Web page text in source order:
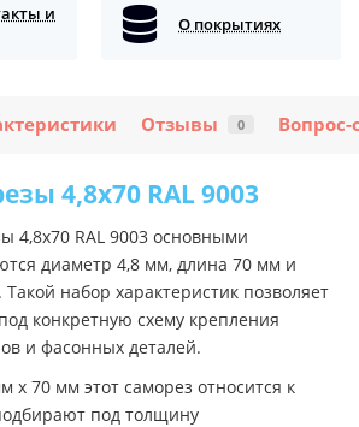
и
О покрытиях
Отзывы 0 Вопрос-
4,8х70 RAL 9003
4,8х70 RAL 9003 основными
диаметр 4,8 мм, длина 70 мм и
набор характеристик позволяет
конкретную схему крепления
и фасонных деталей.
х 70 мм этот саморез относится к
под толщину